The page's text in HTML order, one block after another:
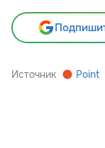
Источник Point